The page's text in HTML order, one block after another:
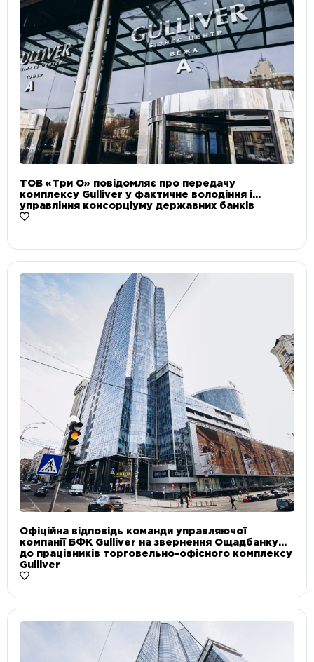
ТОВ «Три О» повідомляє про передачу
комплексу Gulliver у фактичне володіння і
управління консорціуму державних банків
Офіційна відповідь команди управляючої
компанії БФК Gulliver на звернення Ощадбанку
до працівників торговельно-офісного комплексу
Gulliver